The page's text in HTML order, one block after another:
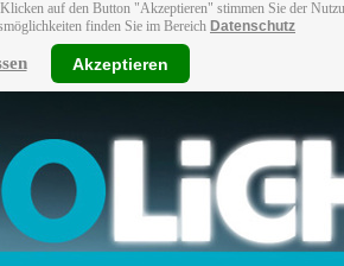
auf den Button "Akzeptieren" stimmen Sie der
finden Sie im Bereich Datenschutz
Akzeptieren